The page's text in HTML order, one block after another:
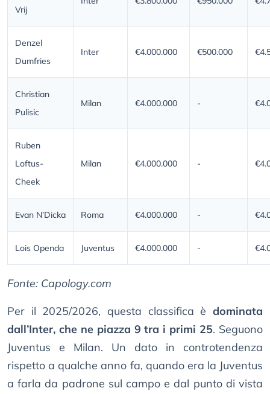
Vrij
Denzel
Dumfries
Inter €4.000.000 €500.000
Christian
Pulisic
Milan €4.000.000 -
Ruben
Loftus-
Cheek
Milan €4.000.000 -
Evan N’Dicka Roma €4.000.000 -
Lois Openda Juventus €4.000.000 -
Fonte: Capology.com
Per il 2025/2026, questa classifica è dominata
dall’Inter, che ne piazza 9 tra i primi 25. Seguono
Juventus e Milan. Un dato in controtendenza
rispetto a qualche anno fa, quando era la Juventus
a farla da padrone sul campo e dal punto di vista